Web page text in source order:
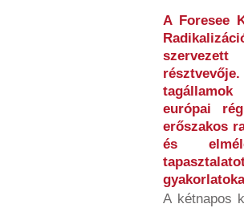
A Foresee
európai
erőszakos
és
A kétnapos